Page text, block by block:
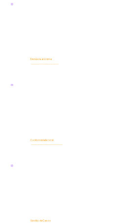
Denúncia anônima
Conformidade total
Atende a todos os regulamentos globais de proteção e privacidade de denunciantes
Gestão de Casos